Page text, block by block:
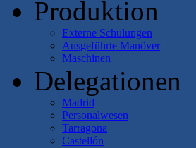
Produktion
Externe Schulungen
Ausgeführte Manöver
Maschinen
Delegationen
Madrid
Personalwesen
Tarragona
Castellón